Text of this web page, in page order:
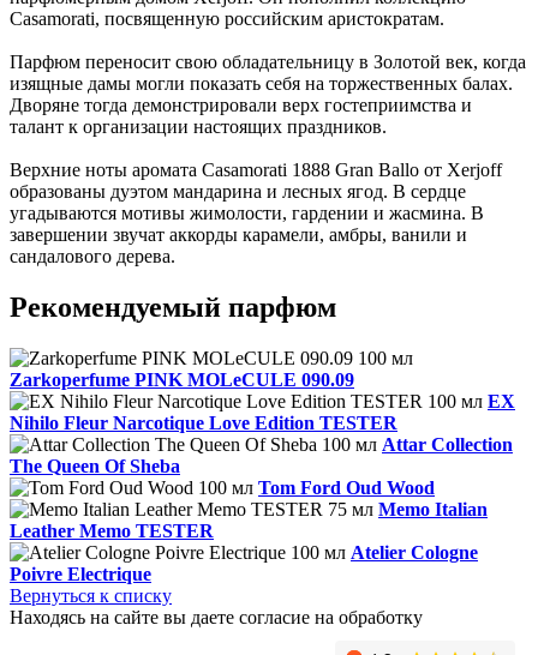
Casamorati, посвященную российским аристократам.
Парфюм переносит свою обладательницу в Золотой век, когда
изящные дамы могли показать себя на торжественных балах.
Дворяне тогда демонстрировали верх гостеприимства и
талант к организации настоящих праздников.
Верхние ноты аромата Casamorati 1888 Gran Ballo от Xerjoff
образованы дуэтом мандарина и лесных ягод. В сердце
угадываются мотивы жимолости, гардении и жасмина. В
завершении звучат аккорды карамели, амбры, ванили и
сандалового дерева.
Рекомендуемый парфюм
Zarkoperfume PINK MOLeCULE 090.09
EX
Nihilo Fleur Narcotique Love Edition TESTER
Attar Collection
The Queen Of Sheba
Tom Ford Oud Wood
Memo Italian
Leather Memo TESTER
Atelier Cologne
Poivre Electrique
Вернуться к списку
Находясь на сайте вы даете согласие на обработку